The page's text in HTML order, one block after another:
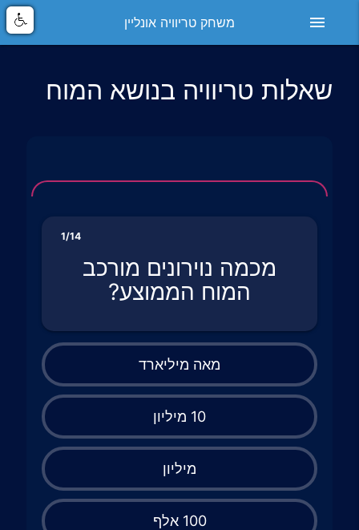
menu משחק טריוויה אונליין
שאלות טריוויה בנושא המוח
1/14
מכמה נוירונים מורכב
המוח הממוצע?
מאה מיליארד
10 מיליון
מיליון
100 אלף